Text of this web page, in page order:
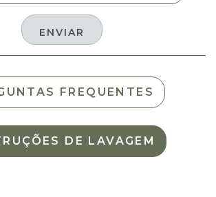
FREQUENTES
DE LAVAGEM